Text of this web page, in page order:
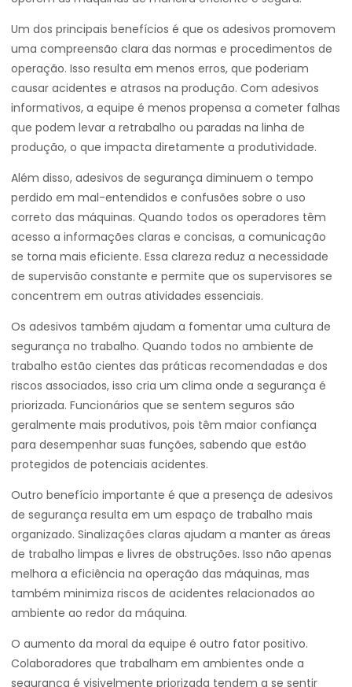
Um dos principais benefícios é que os adesivos promovem
uma compreensão clara das normas e procedimentos de
operação. Isso resulta em menos erros, que poderiam
causar acidentes e atrasos na produção. Com adesivos
informativos, a equipe é menos propensa a cometer falhas
que podem levar a retrabalho ou paradas na linha de
produção, o que impacta diretamente a produtividade.
Além disso, adesivos de segurança diminuem o tempo
perdido em mal-entendidos e confusões sobre o uso
correto das máquinas. Quando todos os operadores têm
acesso a informações claras e concisas, a comunicação
se torna mais eficiente. Essa clareza reduz a necessidade
de supervisão constante e permite que os supervisores se
concentrem em outras atividades essenciais.
Os adesivos também ajudam a fomentar uma cultura de
segurança no trabalho. Quando todos no ambiente de
trabalho estão cientes das práticas recomendadas e dos
riscos associados, isso cria um clima onde a segurança é
priorizada. Funcionários que se sentem seguros são
geralmente mais produtivos, pois têm maior confiança
para desempenhar suas funções, sabendo que estão
protegidos de potenciais acidentes.
Outro benefício importante é que a presença de adesivos
de segurança resulta em um espaço de trabalho mais
organizado. Sinalizações claras ajudam a manter as áreas
de trabalho limpas e livres de obstruções. Isso não apenas
melhora a eficiência na operação das máquinas, mas
também minimiza riscos de acidentes relacionados ao
ambiente ao redor da máquina.
O aumento da moral da equipe é outro fator positivo.
Colaboradores que trabalham em ambientes onde a
segurança é visivelmente priorizada tendem a se sentir